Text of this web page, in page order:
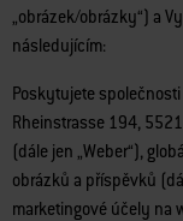
„obrázek/obrázky“) a
následujícím:
Poskytujete
Rheinstrasse 194,
(dále jen „Weber“),
obrázků a příspěvků
marketingové účely na